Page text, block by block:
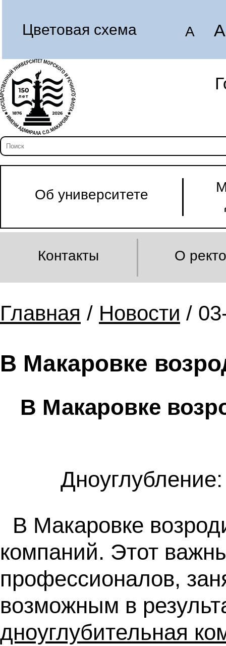
Цветовая схема A A
Об университете
Контакты О
Главная / Новости /
В Макаровке
В Макаровке
В Макаровке
компаний. Этот
профессионалов,
возможным в
дноуглубительная